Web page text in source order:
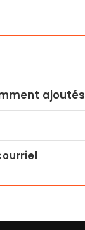
ajoutés